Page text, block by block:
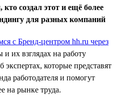
создал этот и ещё более
для разных компаний
с Бренд-центром hh.ru через
и их взглядах на работу
которые представят
работодателя и помогут
на рынке труда.